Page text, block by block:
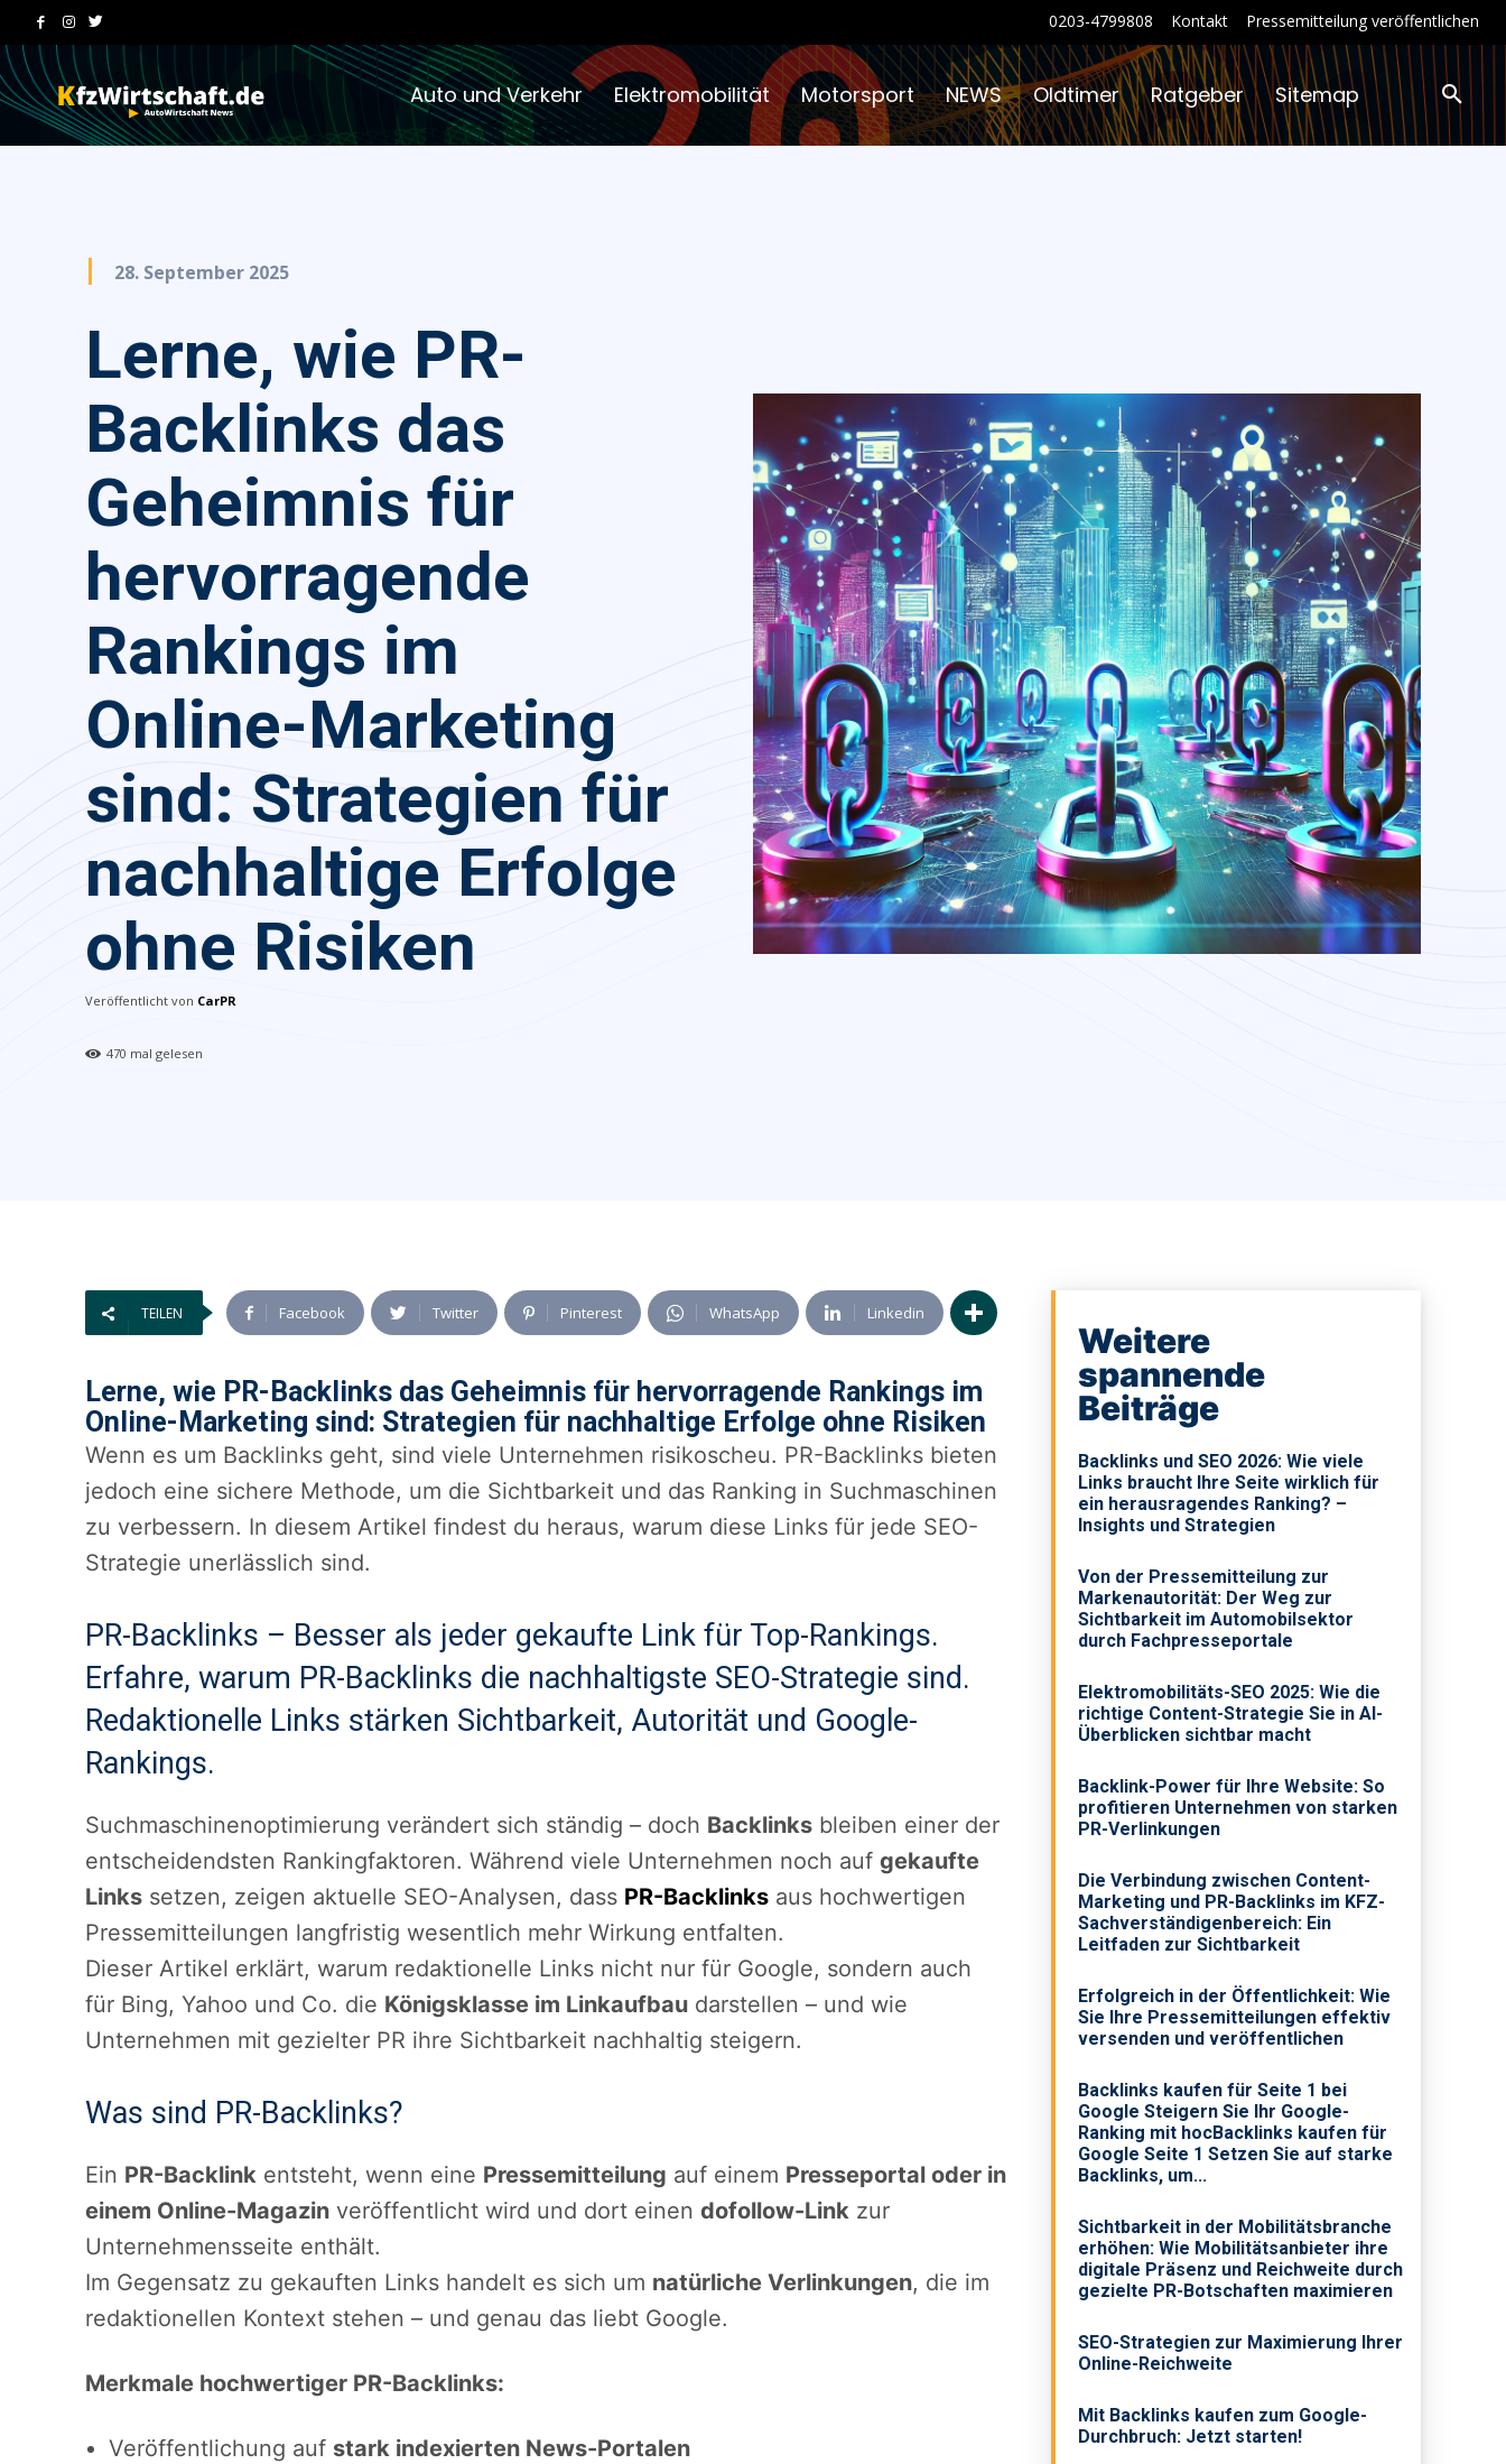
0203-4799808 Kontakt Pressemitteilung veröffentlichen
Auto und Verkehr Elektromobilität Motorsport NEWS Oldtimer Ratgeber Sitemap
28. September 2025
Lerne, wie PR-
Backlinks das
Geheimnis für
hervorragende
Rankings im
Online-Marketing
sind: Strategien für
nachhaltige Erfolge
ohne Risiken
Veröffentlicht von CarPR
470 mal gelesen
TEILEN Facebook Twitter Pinterest WhatsApp Linkedin
Lerne, wie PR-Backlinks das Geheimnis für hervorragende Rankings im
Online-Marketing sind: Strategien für nachhaltige Erfolge ohne Risiken
Wenn es um Backlinks geht, sind viele Unternehmen risikoscheu. PR-Backlinks bieten
jedoch eine sichere Methode, um die Sichtbarkeit und das Ranking in Suchmaschinen
zu verbessern. In diesem Artikel findest du heraus, warum diese Links für jede SEO-
Strategie unerlässlich sind.
PR-Backlinks – Besser als jeder gekaufte Link für Top-Rankings.
Erfahre, warum PR-Backlinks die nachhaltigste SEO-Strategie sind.
Redaktionelle Links stärken Sichtbarkeit, Autorität und Google-
Rankings.
Suchmaschinenoptimierung verändert sich ständig – doch Backlinks bleiben einer der
entscheidendsten Rankingfaktoren. Während viele Unternehmen noch auf gekaufte
Links setzen, zeigen aktuelle SEO-Analysen, dass PR-Backlinks aus hochwertigen
Pressemitteilungen langfristig wesentlich mehr Wirkung entfalten.
Dieser Artikel erklärt, warum redaktionelle Links nicht nur für Google, sondern auch
für Bing, Yahoo und Co. die Königsklasse im Linkaufbau darstellen – und wie
Unternehmen mit gezielter PR ihre Sichtbarkeit nachhaltig steigern.
Was sind PR-Backlinks?
Ein PR-Backlink entsteht, wenn eine Pressemitteilung auf einem Presseportal oder in
einem Online-Magazin veröffentlicht wird und dort einen dofollow-Link zur
Unternehmensseite enthält.
Im Gegensatz zu gekauften Links handelt es sich um natürliche Verlinkungen, die im
redaktionellen Kontext stehen – und genau das liebt Google.
Merkmale hochwertiger PR-Backlinks:
Veröffentlichung auf stark indexierten News-Portalen
Weitere
spannende
Beiträge
Backlinks und SEO 2026: Wie viele
Links braucht Ihre Seite wirklich für
ein herausragendes Ranking? –
Insights und Strategien
Von der Pressemitteilung zur
Markenautorität: Der Weg zur
Sichtbarkeit im Automobilsektor
durch Fachpresseportale
Elektromobilitäts-SEO 2025: Wie die
richtige Content-Strategie Sie in AI-
Überblicken sichtbar macht
Backlink-Power für Ihre Website: So
profitieren Unternehmen von starken
PR-Verlinkungen
Die Verbindung zwischen Content-
Marketing und PR-Backlinks im KFZ-
Sachverständigenbereich: Ein
Leitfaden zur Sichtbarkeit
Erfolgreich in der Öffentlichkeit: Wie
Sie Ihre Pressemitteilungen effektiv
versenden und veröffentlichen
Backlinks kaufen für Seite 1 bei
Google Steigern Sie Ihr Google-
Ranking mit hocBacklinks kaufen für
Google Seite 1 Setzen Sie auf starke
Backlinks, um...
Sichtbarkeit in der Mobilitätsbranche
erhöhen: Wie Mobilitätsanbieter ihre
digitale Präsenz und Reichweite durch
gezielte PR-Botschaften maximieren
SEO-Strategien zur Maximierung Ihrer
Online-Reichweite
Mit Backlinks kaufen zum Google-
Durchbruch: Jetzt starten!